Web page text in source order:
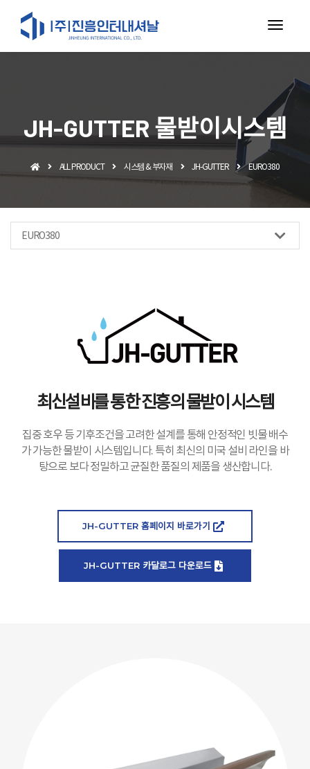
JH-GUTTER 물받이시스템
ALL PRODUCT 시스템 & 부자재 JH-GUTTER EURO380
EURO380
최신설비를 통한 진흥의 물받이 시스템
집중 호우 등 기후조건을 고려한 설계를 통해 안정적인 빗물 배수
가 가능한 물받이 시스템입니다. 특히 최신의 미국 설비 라인을 바
탕으로 보다 정밀하고 균질한 품질의 제품을 생산합니다.
JH-GUTTER 홈페이지 바로가기
JH-GUTTER 카달로그 다운로드